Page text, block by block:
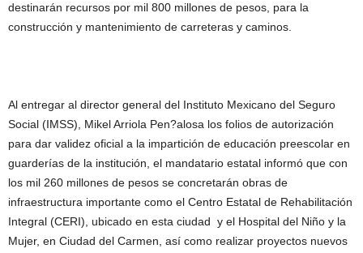
destinarán recursos por mil 800 millones de pesos, para la
construcción y mantenimiento de carreteras y caminos.
Al entregar al director general del Instituto Mexicano del Seguro
Social (IMSS), Mikel Arriola Pen?alosa los folios de autorización
para dar validez oficial a la impartición de educación preescolar en
guarderías de la institución, el mandatario estatal informó que con
los mil 260 millones de pesos se concretarán obras de
infraestructura importante como el Centro Estatal de Rehabilitación
Integral (CERI), ubicado en esta ciudad y el Hospital del Niño y la
Mujer, en Ciudad del Carmen, así como realizar proyectos nuevos